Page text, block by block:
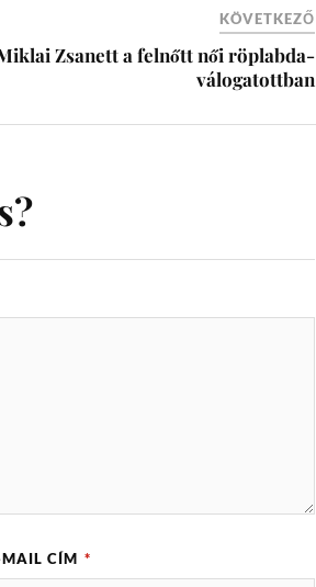
KÖVETKEZŐ
Zsanett a felnőtt női röplabda-
válogatottban
MAIL CÍM *